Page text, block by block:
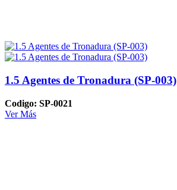
1.5 Agentes de Tronadura (SP-003)
Codigo: SP-0021
Ver Más